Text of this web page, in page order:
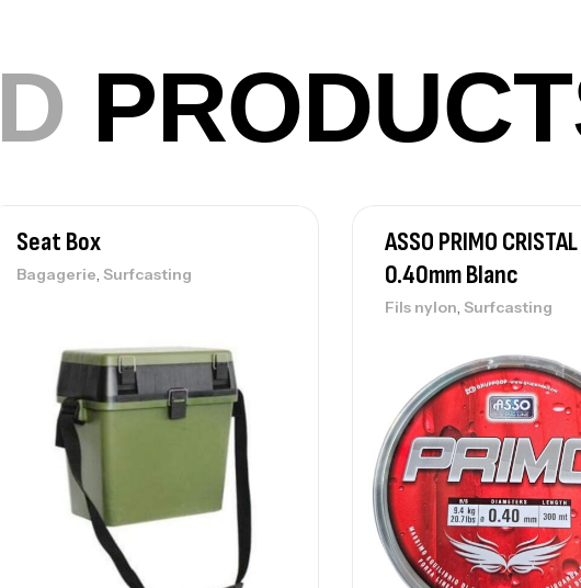
–
–
Seat Box
Bagagerie, Surfcasting
ASSO PRIMO
0.40mm Blanc
Fils nylon, Surfcasting